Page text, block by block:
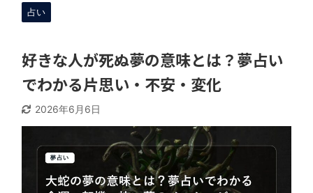
占い
好きな人が死ぬ夢の意味とは？夢占い
でわかる片思い・不安・変化
2026年6月6日